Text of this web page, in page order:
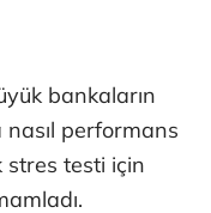
bankaların
performans
stres testi için